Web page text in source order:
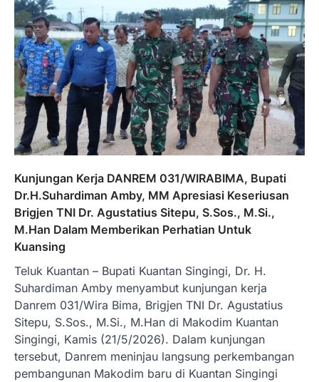
Kunjungan Kerja DANREM 031/WIRABIMA, Bupati
Dr.H.Suhardiman Amby, MM Apresiasi Keseriusan
Brigjen TNI Dr. Agustatius Sitepu, S.Sos., M.Si.,
M.Han Dalam Memberikan Perhatian Untuk
Kuansing
Teluk Kuantan – Bupati Kuantan Singingi, Dr. H.
Suhardiman Amby menyambut kunjungan kerja
Danrem 031/Wira Bima, Brigjen TNI Dr. Agustatius
Sitepu, S.Sos., M.Si., M.Han di Makodim Kuantan
Singingi, Kamis (21/5/2026). Dalam kunjungan
tersebut, Danrem meninjau langsung perkembangan
pembangunan Makodim baru di Kuantan Singingi